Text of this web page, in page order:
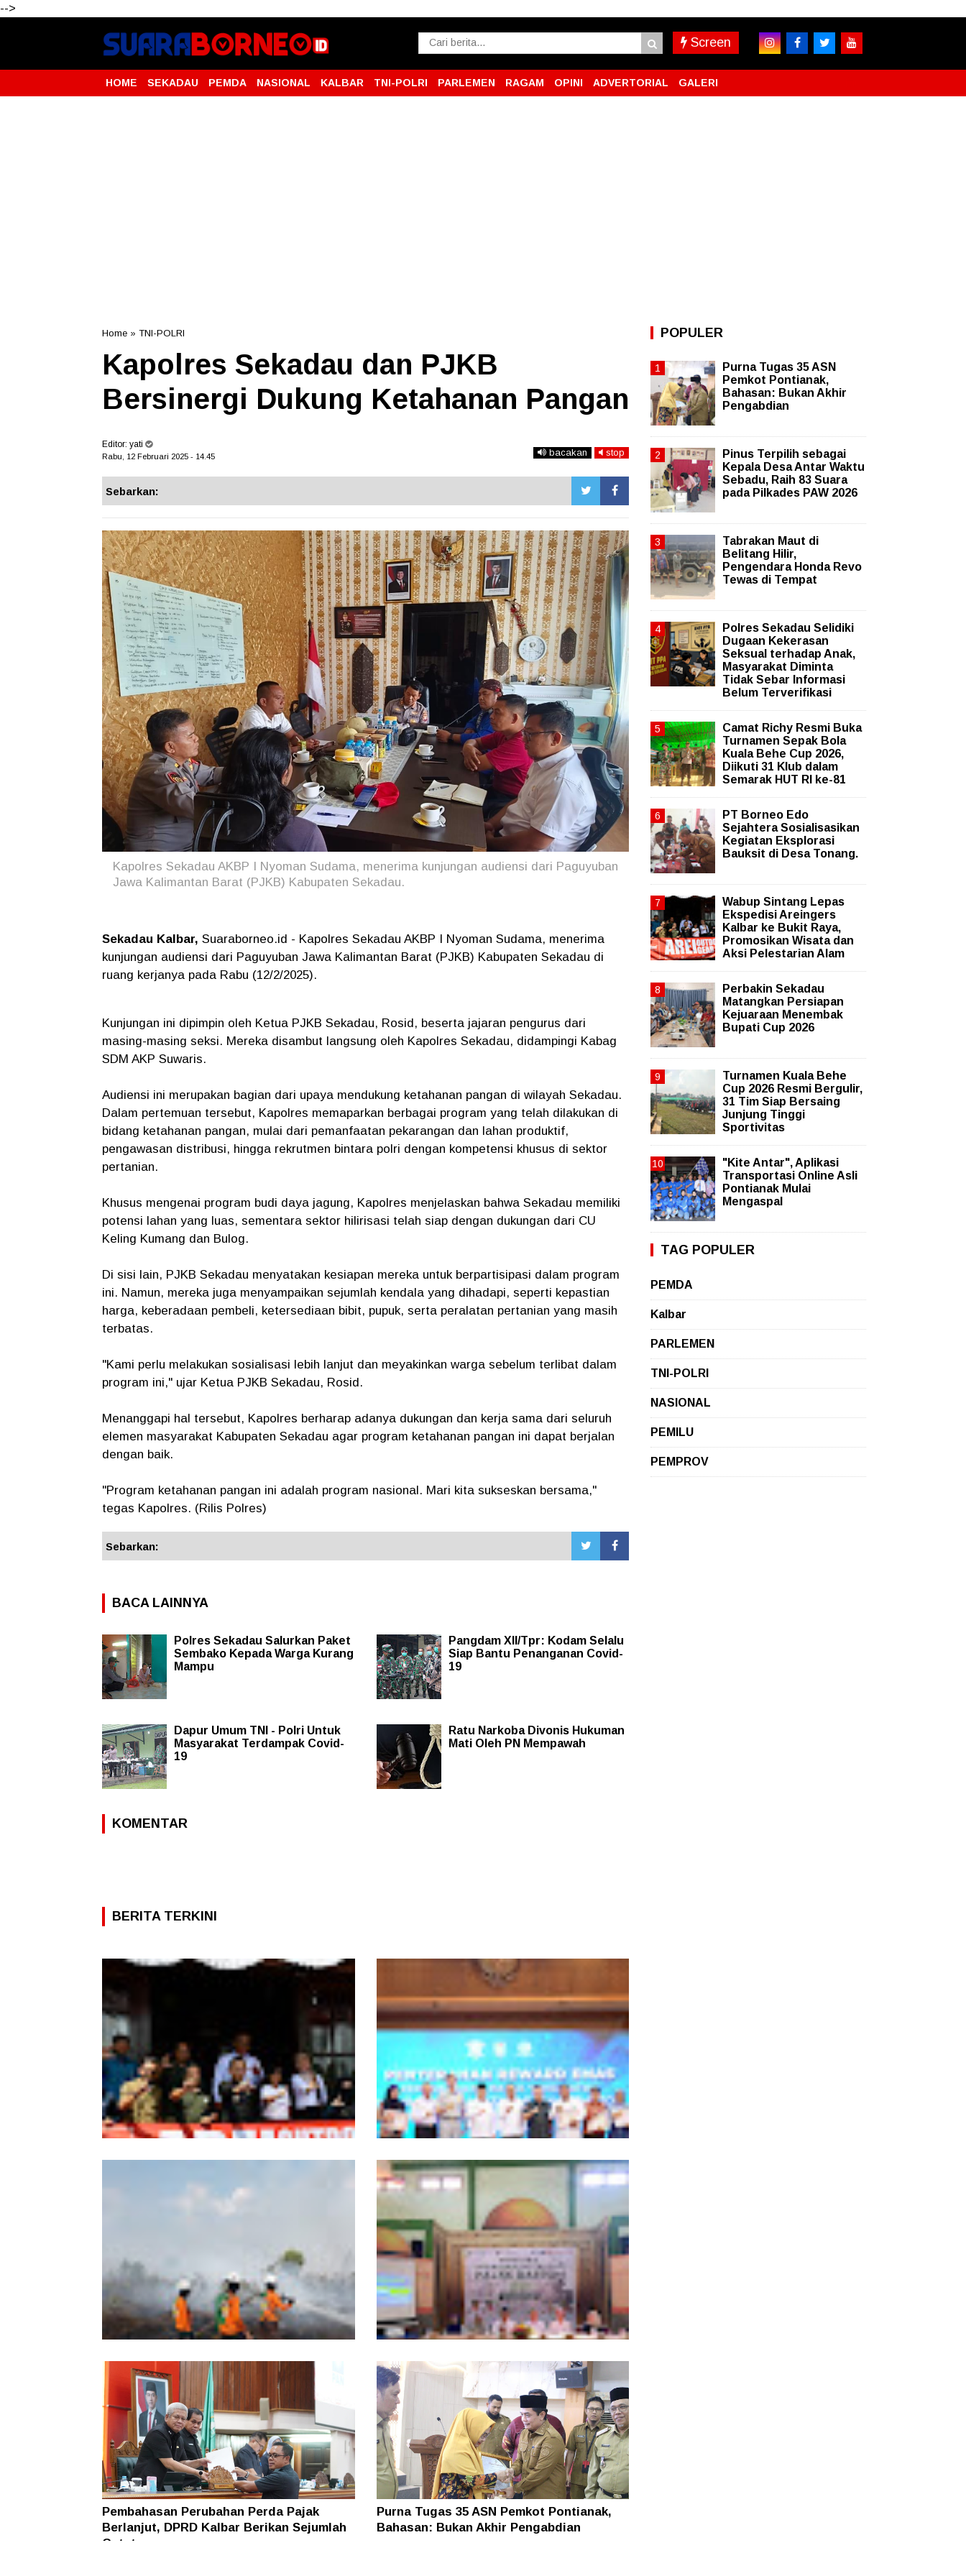
-->
Screen
HOME SEKADAU PEMDA NASIONAL KALBAR TNI-POLRI PARLEMEN RAGAM OPINI ADVERTORIAL GALERI
Home » TNI-POLRI
Kapolres Sekadau dan PJKB
Bersinergi Dukung Ketahanan Pangan
Editor: yati
Rabu, 12 Februari 2025 - 14.45 bacakan stop
Sebarkan:
Kapolres Sekadau AKBP I Nyoman Sudama, menerima kunjungan audiensi dari Paguyuban
Jawa Kalimantan Barat (PJKB) Kabupaten Sekadau.
Sekadau Kalbar, Suaraborneo.id - Kapolres Sekadau AKBP I Nyoman Sudama, menerima
kunjungan audiensi dari Paguyuban Jawa Kalimantan Barat (PJKB) Kabupaten Sekadau di
ruang kerjanya pada Rabu (12/2/2025).
Kunjungan ini dipimpin oleh Ketua PJKB Sekadau, Rosid, beserta jajaran pengurus dari
masing-masing seksi. Mereka disambut langsung oleh Kapolres Sekadau, didampingi Kabag
SDM AKP Suwaris.
Audiensi ini merupakan bagian dari upaya mendukung ketahanan pangan di wilayah Sekadau.
Dalam pertemuan tersebut, Kapolres memaparkan berbagai program yang telah dilakukan di
bidang ketahanan pangan, mulai dari pemanfaatan pekarangan dan lahan produktif,
pengawasan distribusi, hingga rekrutmen bintara polri dengan kompetensi khusus di sektor
pertanian.
Khusus mengenai program budi daya jagung, Kapolres menjelaskan bahwa Sekadau memiliki
potensi lahan yang luas, sementara sektor hilirisasi telah siap dengan dukungan dari CU
Keling Kumang dan Bulog.
Di sisi lain, PJKB Sekadau menyatakan kesiapan mereka untuk berpartisipasi dalam program
ini. Namun, mereka juga menyampaikan sejumlah kendala yang dihadapi, seperti kepastian
harga, keberadaan pembeli, ketersediaan bibit, pupuk, serta peralatan pertanian yang masih
terbatas.
"Kami perlu melakukan sosialisasi lebih lanjut dan meyakinkan warga sebelum terlibat dalam
program ini," ujar Ketua PJKB Sekadau, Rosid.
Menanggapi hal tersebut, Kapolres berharap adanya dukungan dan kerja sama dari seluruh
elemen masyarakat Kabupaten Sekadau agar program ketahanan pangan ini dapat berjalan
dengan baik.
"Program ketahanan pangan ini adalah program nasional. Mari kita sukseskan bersama,"
tegas Kapolres. (Rilis Polres)
Sebarkan:
BACA LAINNYA
Polres Sekadau Salurkan Paket
Sembako Kepada Warga Kurang
Mampu
Pangdam XII/Tpr: Kodam Selalu
Siap Bantu Penanganan Covid-
19
Dapur Umum TNI - Polri Untuk
Masyarakat Terdampak Covid-
19
Ratu Narkoba Divonis Hukuman
Mati Oleh PN Mempawah
KOMENTAR
BERITA TERKINI
Pemprov Kalbar Tegaskan Komitmen
Percepat Digitalisasi Pelayanan Publik
Karhutla Dekati SMKN 1 Sungai Raya, Tim
SAR Dit Samapta Polda Kalbar Antipasi
Api Meluas
Layanan Samsat GOKATAN Diperpanjang
Jadi Tiga Hari
Pembahasan Perubahan Perda Pajak
Berlanjut, DPRD Kalbar Berikan Sejumlah
Catatan
Purna Tugas 35 ASN Pemkot Pontianak,
Bahasan: Bukan Akhir Pengabdian
POPULER
Purna Tugas 35 ASN
Pemkot Pontianak,
Bahasan: Bukan Akhir
Pengabdian
Pinus Terpilih sebagai
Kepala Desa Antar Waktu
Sebadu, Raih 83 Suara
pada Pilkades PAW 2026
Tabrakan Maut di
Belitang Hilir,
Pengendara Honda Revo
Tewas di Tempat
Polres Sekadau Selidiki
Dugaan Kekerasan
Seksual terhadap Anak,
Masyarakat Diminta
Tidak Sebar Informasi
Belum Terverifikasi
Camat Richy Resmi Buka
Turnamen Sepak Bola
Kuala Behe Cup 2026,
Diikuti 31 Klub dalam
Semarak HUT RI ke-81
PT Borneo Edo
Sejahtera Sosialisasikan
Kegiatan Eksplorasi
Bauksit di Desa Tonang.
Wabup Sintang Lepas
Ekspedisi Areingers
Kalbar ke Bukit Raya,
Promosikan Wisata dan
Aksi Pelestarian Alam
Perbakin Sekadau
Matangkan Persiapan
Kejuaraan Menembak
Bupati Cup 2026
Turnamen Kuala Behe
Cup 2026 Resmi Bergulir,
31 Tim Siap Bersaing
Junjung Tinggi
Sportivitas
"Kite Antar", Aplikasi
Transportasi Online Asli
Pontianak Mulai
Mengaspal
TAG POPULER
PEMDA
Kalbar
PARLEMEN
TNI-POLRI
NASIONAL
PEMILU
PEMPROV